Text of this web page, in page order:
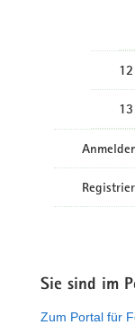
Sie sind im
Zum Portal für